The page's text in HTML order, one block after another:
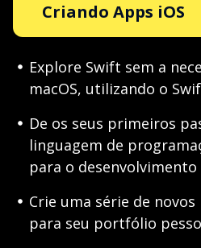
Criando Apps iOS
Explore Swift sem a
macOS, utilizando o
De os seus primeiros
linguagem de
para o desenvolvimento
Crie uma série de
para seu portfólio